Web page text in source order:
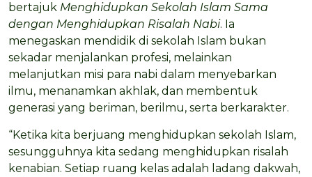
bertajuk Menghidupkan Sekolah Islam Sama
dengan Menghidupkan Risalah Nabi. Ia
menegaskan mendidik di sekolah Islam bukan
sekadar menjalankan profesi, melainkan
melanjutkan misi para nabi dalam menyebarkan
ilmu, menanamkan akhlak, dan membentuk
generasi yang beriman, berilmu, serta berkarakter.
“Ketika kita berjuang menghidupkan sekolah Islam,
sesungguhnya kita sedang menghidupkan risalah
kenabian. Setiap ruang kelas adalah ladang dakwah,